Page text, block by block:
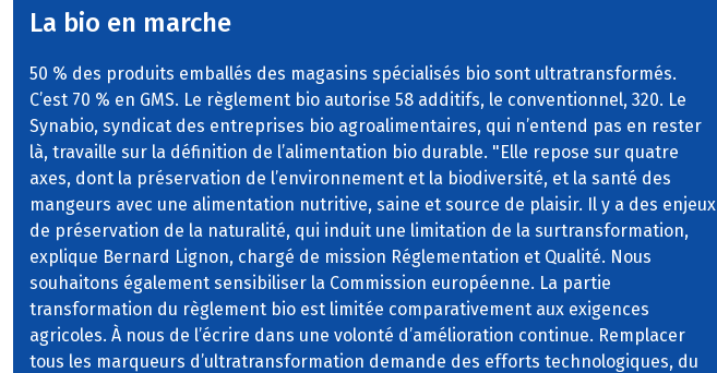
La bio en marche
50 % des produits emballés des magasins spécialisés bio sont ultratransformés.
C’est 70 % en GMS. Le règlement bio autorise 58 additifs, le conventionnel, 320. Le
Synabio, syndicat des entreprises bio agroalimentaires, qui n’entend pas en rester
là, travaille sur la définition de l’alimentation bio durable. "Elle repose sur quatre
axes, dont la préservation de l’environnement et la biodiversité, et la santé des
mangeurs avec une alimentation nutritive, saine et source de plaisir. Il y a des enjeux
de préservation de la naturalité, qui induit une limitation de la surtransformation,
explique Bernard Lignon, chargé de mission Réglementation et Qualité. Nous
souhaitons également sensibiliser la Commission européenne. La partie
transformation du règlement bio est limitée comparativement aux exigences
agricoles. À nous de l’écrire dans une volonté d’amélioration continue. Remplacer
tous les marqueurs d’ultratransformation demande des efforts technologiques, du